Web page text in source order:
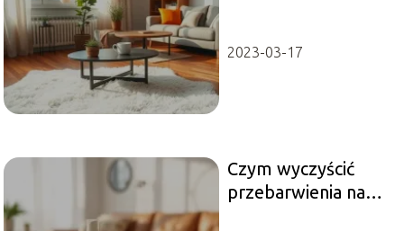
2023-03-17
Czym wyczyścić
przebarwienia na